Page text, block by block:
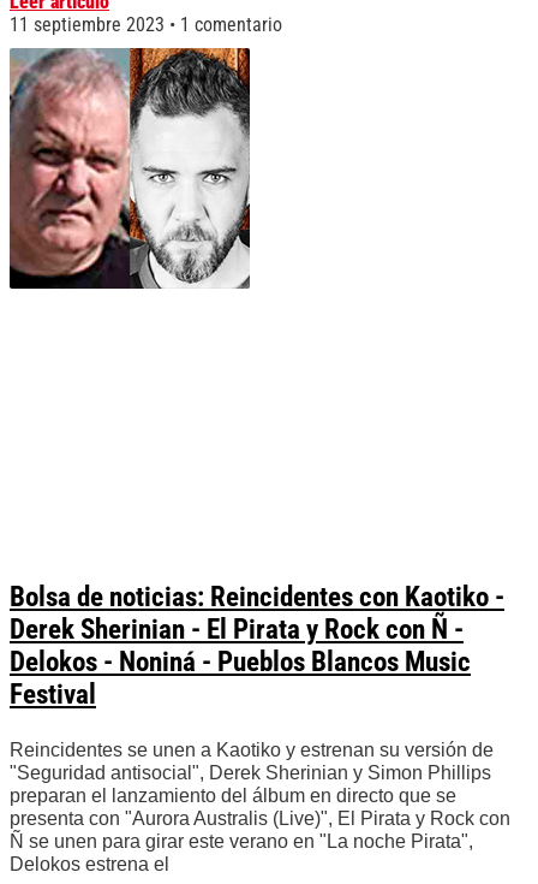
11 septiembre 2023
1 comentario
Bolsa de noticias: Reincidentes con Kaotiko -
Derek Sherinian - El Pirata y Rock con Ñ -
Delokos - Noniná - Pueblos Blancos Music
Festival
Reincidentes se unen a Kaotiko y estrenan su versión de
"Seguridad antisocial", Derek Sherinian y Simon Phillips
preparan el lanzamiento del álbum en directo que se
presenta con "Aurora Australis (Live)", El Pirata y Rock con
Ñ se unen para girar este verano en "La noche Pirata",
Delokos estrena el